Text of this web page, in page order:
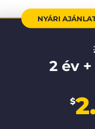
NYÁRI
2 év
$